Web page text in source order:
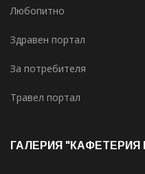
Любопитно
Здравен портал
За потребителя
Травел портал
ГАЛЕРИЯ